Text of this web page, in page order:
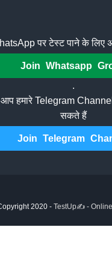
पर टेस्ट पाने के लिए
Join Whatsapp
.
आप हमारे Telegram
सकते हैं
Join Telegram
2020 - TestUp✍️ - Online